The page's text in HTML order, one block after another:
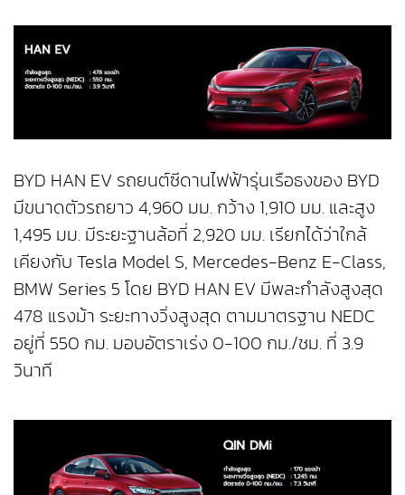
BYD HAN EV รถยนต์ซีดานไฟฟ้ารุ่นเรือธงของ BYD
มีขนาดตัวรถยาว 4,960 มม. กว้าง 1,910 มม. และสูง
1,495 มม. มีระยะฐานล้อที่ 2,920 มม. เรียกได้ว่าใกล้
เคียงกับ Tesla Model S, Mercedes-Benz E-Class,
BMW Series 5 โดย BYD HAN EV มีพละกำลังสูงสุด
478 แรงม้า ระยะทางวิ่งสูงสุด ตามมาตรฐาน NEDC
อยู่ที่ 550 กม. มอบอัตราเร่ง 0-100 กม./ชม. ที่ 3.9
วินาที